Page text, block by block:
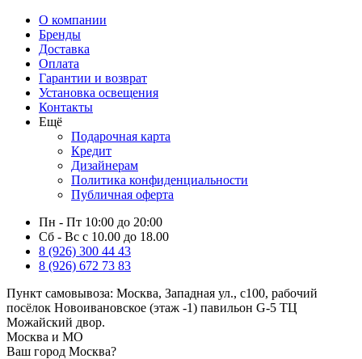
О компании
Бренды
Доставка
Оплата
Гарантии и возврат
Установка освещения
Контакты
Ещё
Подарочная карта
Кредит
Дизайнерам
Политика конфиденциальности
Публичная оферта
Пн - Пт 10:00 до 20:00
Сб - Вс с 10.00 до 18.00
8 (926) 300 44 43
8 (926) 672 73 83
Пункт самовывоза: Москва, Западная ул., с100, рабочий
посёлок Новоивановское (этаж -1) павильон G-5 ТЦ
Можайский двор.
Москва и МО
Ваш город Москва?